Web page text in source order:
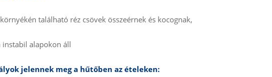
található réz csövek összeérnek és kocognak,
instabil alapokon áll
jelennek meg a hűtőben az ételeken: